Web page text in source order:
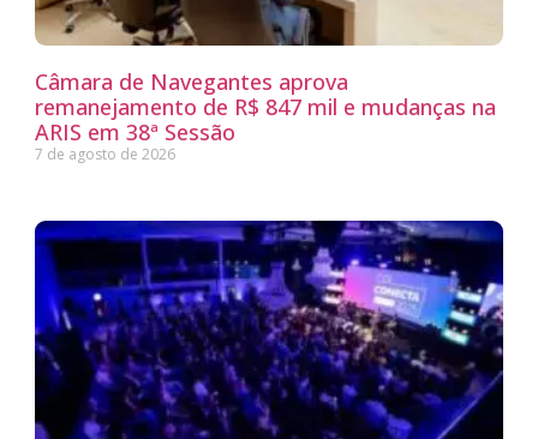
Câmara de Navegantes aprova
remanejamento de R$ 847 mil e mudanças na
ARIS em 38ª Sessão
7 de agosto de 2026